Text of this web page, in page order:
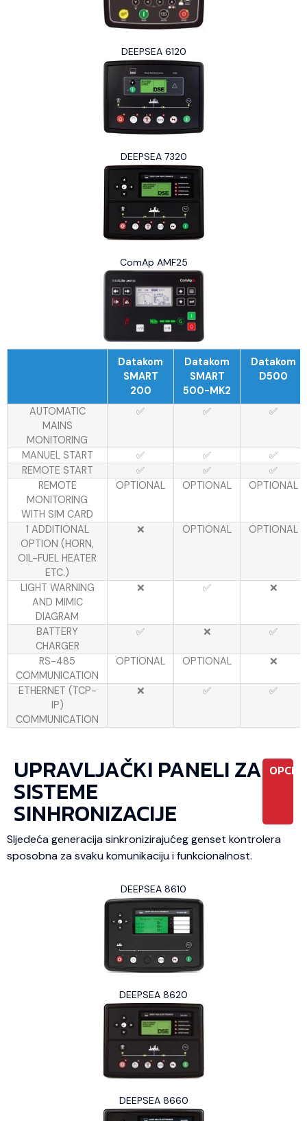
DEEPSEA 6120
DEEPSEA 7320
ComAp AMF25
Datakom
SMART
200
Datakom
SMART
500-MK2
Datakom
D500
AUTOMATIC
MAINS
MONITORING
✅ ✅ ✅
MANUEL START ✅ ✅
✅
REMOTE START
✅ ✅
✅
REMOTE
MONITORING
WITH SIM CARD
OPTIONAL OPTIONAL OPTIONAL
1 ADDITIONAL
OPTION (HORN,
OIL-FUEL HEATER
ETC.)
❌ OPTIONAL OPTIONAL
LIGHT WARNING
AND MIMIC
DIAGRAM
❌ ✅ ❌
BATTERY
CHARGER
✅ ❌ ✅
RS-485
COMMUNICATION
OPTIONAL OPTIONAL ❌
ETHERNET (TCP-
IP)
COMMUNICATION
❌ ✅ ✅
UPRAVLJAČKI PANELI ZA
SISTEME
SINHRONIZACIJE
Sljedeća generacija sinkronizirajućeg genset kontrolera
sposobna za svaku komunikaciju i funkcionalnost.
DEEPSEA 8610
DEEPSEA 8620
DEEPSEA 8660